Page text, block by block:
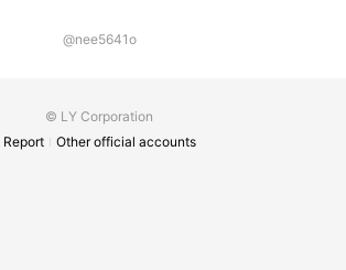
@nee5641o
© LY Corporation
Report
Other official accounts